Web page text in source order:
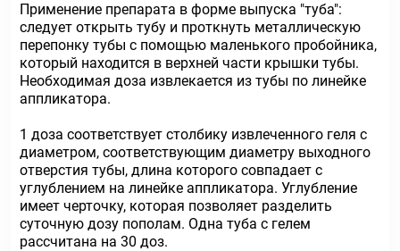
Применение препарата в форме выпуска "туба":
следует открыть тубу и проткнуть металлическую
перепонку тубы с помощью маленького пробойника,
который находится в верхней части крышки тубы.
Необходимая доза извлекается из тубы по линейке
аппликатора.
1 доза соответствует столбику извлеченного геля с
диаметром, соответствующим диаметру выходного
отверстия тубы, длина которого совпадает с
углублением на линейке аппликатора. Углубление
имеет черточку, которая позволяет разделить
суточную дозу пополам. Одна туба с гелем
рассчитана на 30 доз.